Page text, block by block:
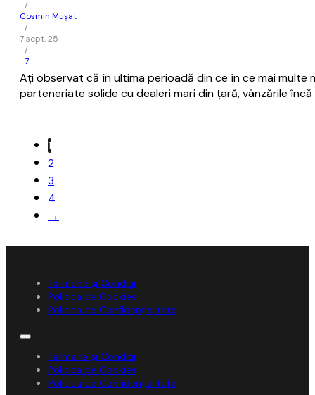
/
Cosmin Mușat
/
7 sept. 25
/
7
Aţi observat că în ultima perioadă din ce în ce mai
parteneriate solide cu dealeri mari din ţară, vânzările
1
2
3
4
→
Termene și Condiții
Politica de Cookies
Politica de Confidențialitate
Termene și Condiții
Politica de Cookies
Politica de Confidențialitate